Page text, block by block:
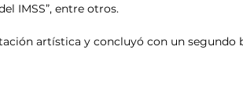
IMSS”, entre otros.
artística y concluyó con un segundo